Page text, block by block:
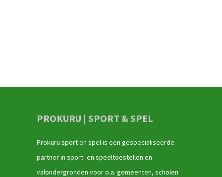
PROKURU | SPORT & SPEL
Prokuru sport en spel is een gespecialiseerde
partner in sport- en speeltoestellen en
valondergronden voor o.a. gemeenten, scholen